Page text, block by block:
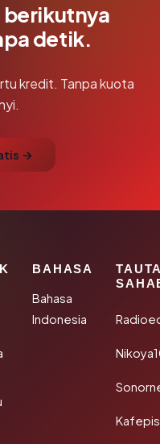
berikutnya
detik.
kredit. Tanpa kuota
→
BAHASA
Bahasa
Indonesia